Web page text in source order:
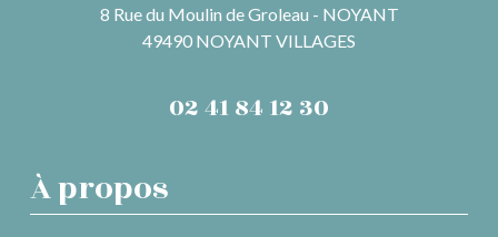
8 Rue du Moulin de Groleau - NOYANT
49490 NOYANT VILLAGES
02 41 84 12 30
À propos